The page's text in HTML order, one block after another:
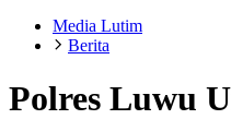
Media Lutim
Berita
Polres Luwu